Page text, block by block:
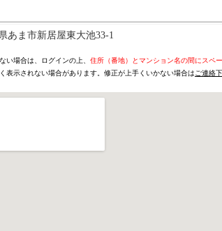
あま市新居屋東大池33-1
い場合は、ログインの上、 住所（番地）とマンション名の間にスペ
表示されない場合があります。修正が上手くいかない場合は ご連絡